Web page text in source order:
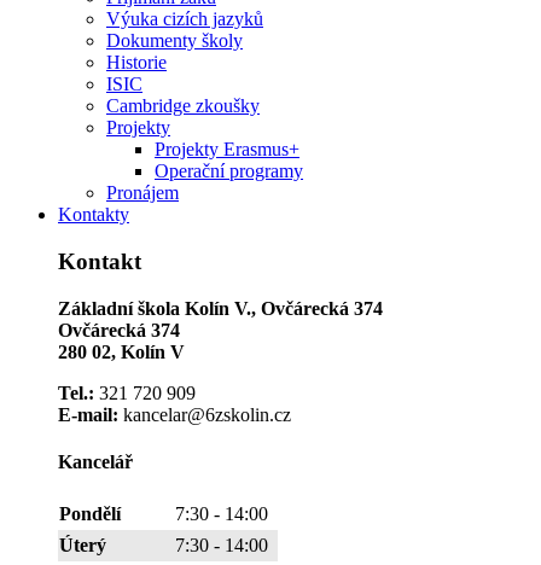
Výuka cizích jazyků
Dokumenty školy
Historie
ISIC
Cambridge zkoušky
Projekty
Projekty Erasmus+
Operační programy
Pronájem
Kontakty
Kontakt
Základní škola Kolín V., Ovčárecká 374
Ovčárecká 374
280 02, Kolín V
Tel.: 321 720 909
E-mail: kancelar@6zskolin.cz
Kancelář
Pondělí
7:30 - 14:00
Úterý
7:30 - 14:00